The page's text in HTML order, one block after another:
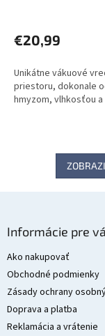
€20,99
Unikátne vákuové
priestoru, dokonale
hmyzom, vlhkosťou
Informácie pre
Ako nakupovať
Obchodné podmienky
Zásady ochrany
Doprava a platba
Reklamácia a vrátenie